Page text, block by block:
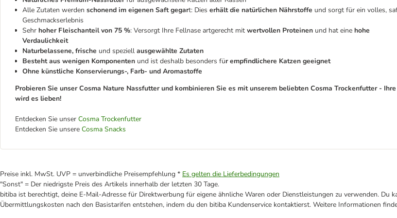
Alle Zutaten werden schonend im eigenen Saft gegart: Dies erhält die natürlichen Nährstoffe und sorgt für ein volles,
Geschmackserlebnis
Sehr hoher Fleischanteil von 75 %: Versorgt Ihre Fellnase artgerecht mit wertvollen Proteinen und hat eine hohe
Verdaulichkeit
Naturbelassene, frische und speziell ausgewählte Zutaten
Besteht aus wenigen Komponenten und ist deshalb besonders für empfindlichere Katzen geeignet
Ohne künstliche Konservierungs-, Farb- und Aromastoffe
Probieren Sie unser Cosma Nature Nassfutter und kombinieren Sie es mit unserem beliebten Cosma Trockenfutter -
wird es lieben!
Entdecken Sie unser Cosma Trockenfutter
Entdecken Sie unsere Cosma Snacks
Preise inkl. MwSt. UVP = unverbindliche Preisempfehlung * Es gelten die Lieferbedingungen
"Sonst" = Der niedrigste Preis des Artikels innerhalb der letzten 30 Tage.
bitiba ist berechtigt, deine E-Mail-Adresse für Direktwerbung für eigene ähnliche Waren oder Dienstleistungen zu verwenden. Du
Übermittlungskosten nach den Basistarifen entstehen, indem du den bitiba Kundenservice kontaktierst. Weitere Informationen